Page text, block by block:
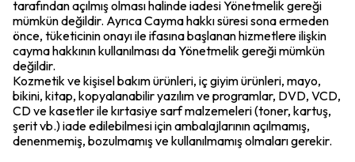
tarafından açılmış olması halinde iadesi Yönetmelik gereği
mümkün değildir. Ayrıca Cayma hakkı süresi sona ermeden
önce, tüketicinin onayı ile ifasına başlanan hizmetlere ilişkin
cayma hakkının kullanılması da Yönetmelik gereği mümkün
değildir.
Kozmetik ve kişisel bakım ürünleri, iç giyim ürünleri, mayo,
bikini, kitap, kopyalanabilir yazılım ve programlar, DVD, VCD,
CD ve kasetler ile kırtasiye sarf malzemeleri (toner, kartuş,
şerit vb.) iade edilebilmesi için ambalajlarının açılmamış,
denenmemiş, bozulmamış ve kullanılmamış olmaları gerekir.